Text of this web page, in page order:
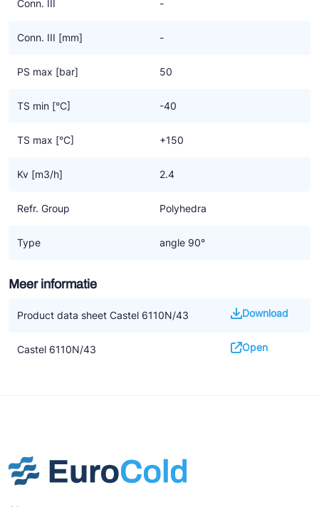
Conn. III -
Conn. III [mm] -
PS max [bar] 50
TS min [°C] -40
TS max [°C] +150
Kv [m3/h] 2.4
Refr. Group Polyhedra
Type angle 90°
Meer informatie
Product data sheet Castel 6110N/43 Download
Castel 6110N/43 Open